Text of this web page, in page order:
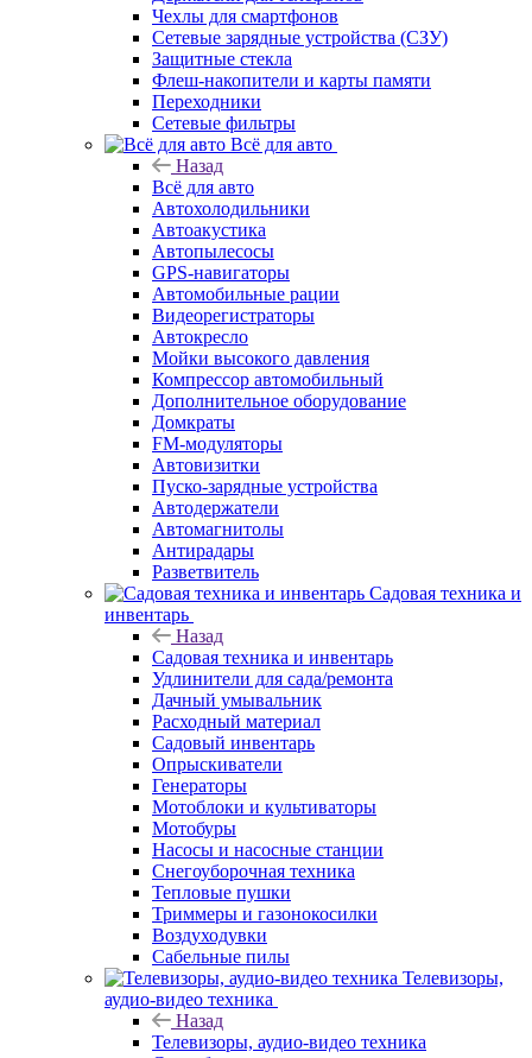
Чехлы для смартфонов
Сетевые зарядные устройства (СЗУ)
Защитные стекла
Флеш-накопители и карты памяти
Переходники
Сетевые фильтры
Всё для авто
Назад
Всё для авто
Автохолодильники
Автоакустика
Автопылесосы
GPS-навигаторы
Автомобильные рации
Видеорегистраторы
Автокресло
Мойки высокого давления
Компрессор автомобильный
Дополнительное оборудование
Домкраты
FM-модуляторы
Автовизитки
Пуско-зарядные устройства
Автодержатели
Автомагнитолы
Антирадары
Разветвитель
Садовая техника и
инвентарь
Назад
Садовая техника и инвентарь
Удлинители для сада/ремонта
Дачный умывальник
Расходный материал
Садовый инвентарь
Опрыскиватели
Генераторы
Мотоблоки и культиваторы
Мотобуры
Насосы и насосные станции
Снегоуборочная техника
Тепловые пушки
Триммеры и газонокосилки
Воздуходувки
Сабельные пилы
Телевизоры,
аудио-видео техника
Назад
Телевизоры, аудио-видео техника